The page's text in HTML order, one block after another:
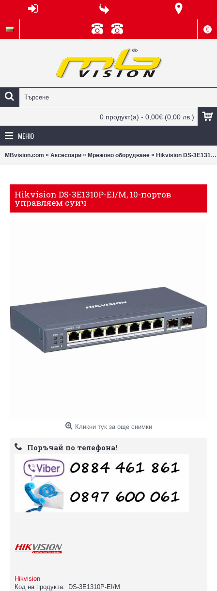
€
0 продукт(а) - 0,00€ (0,00 лв.)
МЕНЮ
MBvision.com » Аксесоари » Мрежово оборудване » Hikvision DS-3E1310P-EI/M, 10-портов управляем суич
Hikvision DS-3E1310P-EI/M, 10-портов
управляем суич
Кликни тук за още снимки
Поръчай по телефона!
Hikvision
Код на продукта:
DS-3E1310P-EI/M